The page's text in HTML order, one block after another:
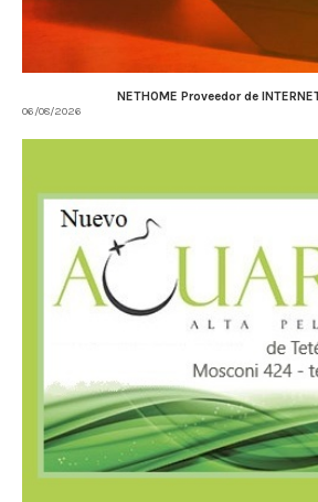
NETHOME Proveedor de
06/08/2026